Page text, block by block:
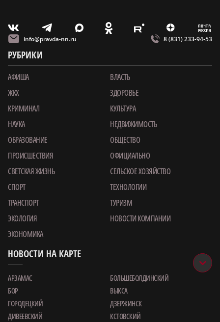
V T X O E Z m
info@pravda-nn.ru 8 (831) 233-94-53
РУБРИКИ
АФИША
ВЛАСТЬ
ЖКХ
ЗДОРОВЬЕ
КРИМИНАЛ
КУЛЬТУРА
НАУКА
НЕДВИЖИМОСТЬ
ОБРАЗОВАНИЕ
ОБЩЕСТВО
ПРОИСШЕСТВИЯ
ОФИЦИАЛЬНО
СВЕТСКАЯ ЖИЗНЬ
СЕЛЬСКОЕ ХОЗЯЙСТВО
СПОРТ
ТЕХНОЛОГИИ
ТРАНСПОРТ
ТУРИЗМ
ЭКОЛОГИЯ
НОВОСТИ КОМПАНИИ
ЭКОНОМИКА
НОВОСТИ НА КАРТЕ
АРЗАМАС
БОЛЬШЕБОЛДИНСКИЙ
БОР
ВЫКСА
ГОРОДЕЦКИЙ
ДЗЕРЖИНСК
ДИВЕЕВСКИЙ
КСТОВСКИЙ